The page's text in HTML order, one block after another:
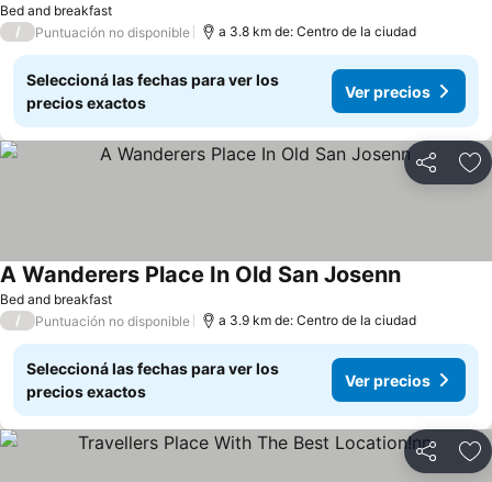
Bed and breakfast
/ Puntuación no disponible a 3.8 km de: Centro de la ciudad
Seleccioná las fechas para ver los
precios exactos
Ver precios
Compartir
Bed and breakfast
A Wanderers Place In Old San Josenn
/ Puntuación no disponible a 3.9 km de: Centro de la ciudad
Seleccioná las fechas para ver los
precios exactos
Ver precios
Compartir